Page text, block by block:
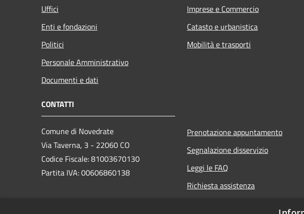
Uffici
Enti e fondazioni
Politici
Personale Amministrativo
Documenti e dati
Imprese e Commercio
Catasto e urbanistica
Mobilità e trasporti
CONTATTI
Comune di Novedrate
Via Taverna, 3 - 22060 CO
Codice Fiscale: 81003670130
Partita IVA: 00606860138
Prenotazione appuntamento
Segnalazione disservizio
Leggi le FAQ
Richiesta assistenza